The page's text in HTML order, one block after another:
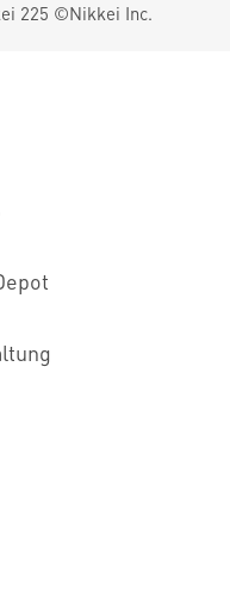
225 ©Nikkei Inc.